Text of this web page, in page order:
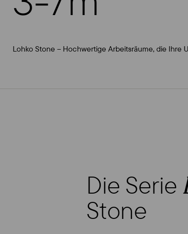
Lohko Stone – Hochwertige Arbeitsräume, die Ihre
Die Serie
Stone